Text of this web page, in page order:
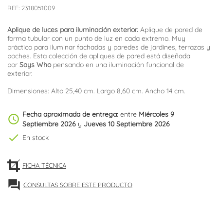
REF: 2318051009
Aplique de luces para iluminación exterior. Aplique de pared de
forma tubular con un punto de luz en cada extremo. Muy
práctico para iluminar fachadas y paredes de jardines, terrazas y
poches. Esta colección de apliques de pared está diseñada
por Says Whopensando en una iluminación funcional de
exterior.
Dimensiones: Alto 25,40 cm. Largo 8,60 cm. Ancho 14 cm.
schedule Fecha aproximada de entrega: entre Miércoles 9
Septiembre 2026 y Jueves 10 Septiembre 2026
check En stock
FICHA TÉCNICA
forum CONSULTAS SOBRE ESTE PRODUCTO